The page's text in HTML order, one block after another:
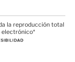
la reproducción total
electrónico*